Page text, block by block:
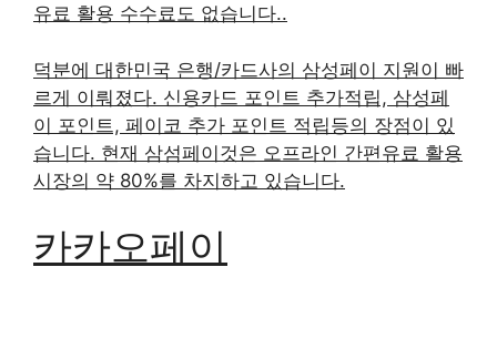
유료 활용 수수료도 없습니다..
덕분에 대한민국 은행/카드사의 삼성페이 지원이 빠
르게 이뤄졌다. 신용카드 포인트 추가적립, 삼성페
이 포인트, 페이코 추가 포인트 적립등의 장점이 있
습니다. 현재 삼섬페이것은 오프라인 간편유료 활용
시장의 약 80%를 차지하고 있습니다.
카카오페이